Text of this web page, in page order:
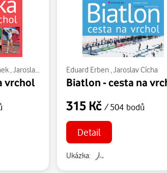
, Jaroslav Cícha
vrchol
Eduard Erben, Jaroslav Cícha
Biatlon - cesta na
315 Kč / 504 bodů
Detail
Ukázka: